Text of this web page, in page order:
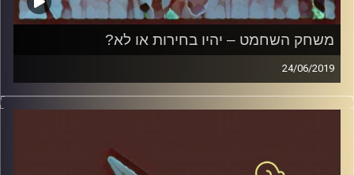
משחק השחמט – יהיו בחירות או לא?
24/06/2019
פרופסור בועז בן-דוד ופרופסור גלעד הירשברגר